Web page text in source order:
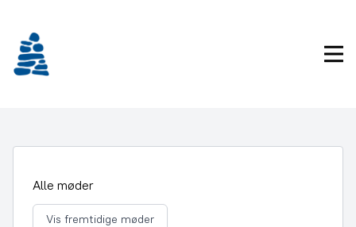
indhold
Alle møder
Vis fremtidige møder